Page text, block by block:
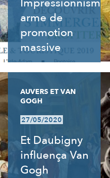
Impressionnisme,
arme de
promotion
massive
AUVERS ET VAN
GOGH
27/05/2020
Et Daubigny
influença Van
Gogh